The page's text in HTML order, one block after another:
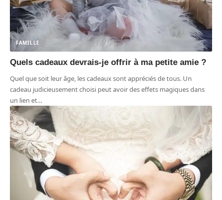
FAMILLE
Quels cadeaux devrais-je offrir à ma petite amie ?
Quel que soit leur âge, les cadeaux sont appréciés de tous. Un
cadeau judicieusement choisi peut avoir des effets magiques dans
un lien et…